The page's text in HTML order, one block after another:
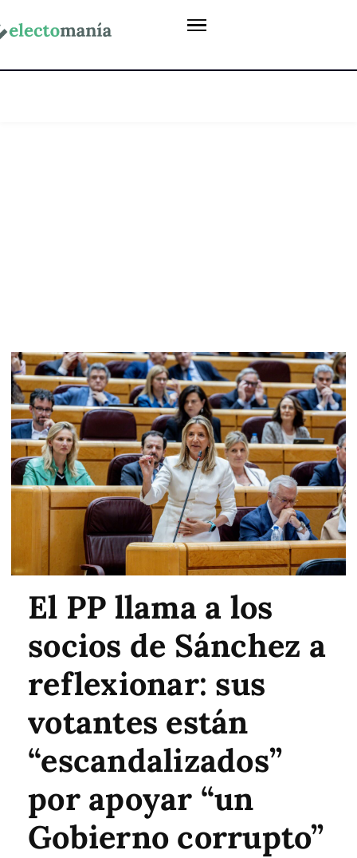
El PP llama a los
socios de Sánchez a
reflexionar: sus
votantes están
“escandalizados”
por apoyar “un
Gobierno corrupto”